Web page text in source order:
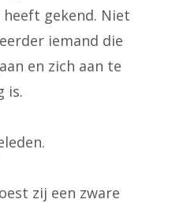
gekend. Niet
iemand die
en zich aan te
is.
zij een zware